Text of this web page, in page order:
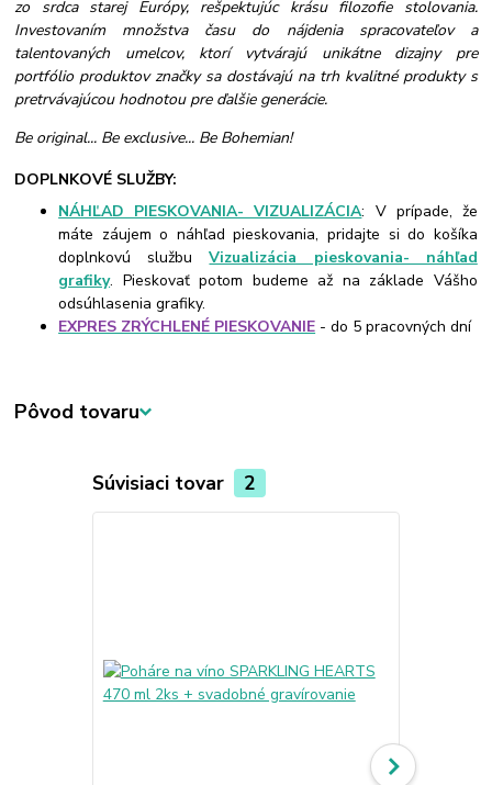
zo srdca starej Európy, rešpektujúc krásu filozofie stolovania.
Investovaním množstva času do nájdenia spracovateľov a
talentovaných umelcov, ktorí vytvárajú unikátne dizajny pre
portfólio produktov značky sa dostávajú na trh kvalitné produkty s
pretrvávajúcou hodnotou pre ďalšie generácie.
Be original... Be exclusive... Be Bohemian!
DOPLNKOVÉ SLUŽBY:
NÁHĽAD PIESKOVANIA- VIZUALIZÁCIA: V prípade, že
máte záujem o náhľad pieskovania, pridajte si do košíka
doplnkovú službuVizualizácia pieskovania- náhľad
grafiky. Pieskovať potom budeme až na základe Vášho
odsúhlasenia grafiky.
EXPRES ZRÝCHLENÉ PIESKOVANIE - do 5 pracovných dní
Pôvod tovaru
Súvisiaci tovar 2